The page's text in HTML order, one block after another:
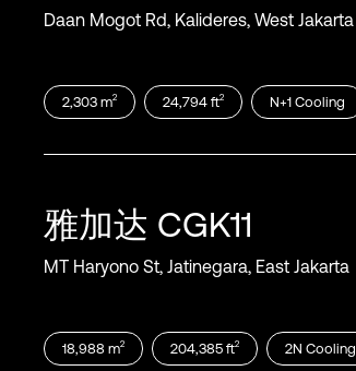
Daan Mogot Rd, Kalideres, West Jakarta
2,303 m2 24,794 ft2 N+1 Cooling
雅加达 CGK11
MT Haryono St, Jatinegara, East Jakarta
18,988 m2 204,385 ft2 2N Cooling